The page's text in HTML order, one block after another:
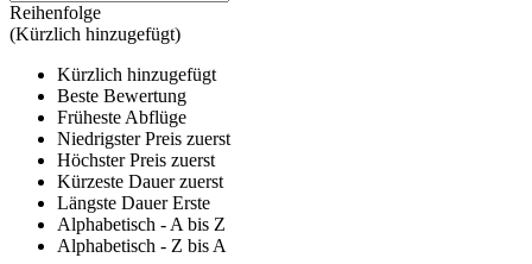
Reihenfolge
(Kürzlich hinzugefügt)
Kürzlich hinzugefügt
Beste Bewertung
Früheste Abflüge
Niedrigster Preis zuerst
Höchster Preis zuerst
Kürzeste Dauer zuerst
Längste Dauer Erste
Alphabetisch - A bis Z
Alphabetisch - Z bis A